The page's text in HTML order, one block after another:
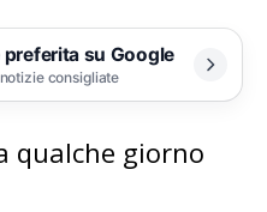
su Google
consigliate
qualche giorno